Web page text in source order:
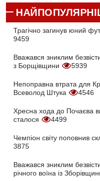
Трагічно загинув юний
9459
Вважався зниклим
з Борщівщини
5939
Непоправна втрата для
Всеволод Штука
4546
Хресна хода до Почаєва
сталося
4499
Чемпіон світу поповнив
3875
Вважався зниклим
річного воїна із